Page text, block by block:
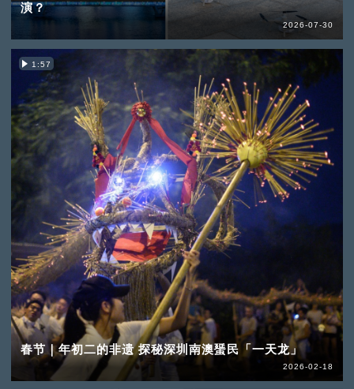
演？
2026-07-30
1:57
春节｜年初二的非遗 探秘深圳南澳蜑民「一天龙」
2026-02-18